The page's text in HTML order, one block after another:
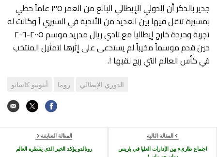
جدير بالذكر أن الدولي الإيطالي البالغ من العمر ٣٥ عاماً حظي
بمسيرة تنقل فيها بين العديد من الأندية في السيري آ وكانت له
تجربة وحيدة خارج إيطاليا مع نادي ريال مدريد موسم ٢٠٠٥-٢٠٠٦
حين قدم موسماً مخيباً لم يستدعى على إثرها لتمثيل المنتخب
في كأس العالم التي ربح لقبها !.
الدوري الإيطالي روما أنتونيو كاسانو
المقالة التالية
اجتماع طارىء بين الإدارات العليا في باريس
المقالة السابقة
رونالدو يؤكد الخبر الذي ينتظره العالم